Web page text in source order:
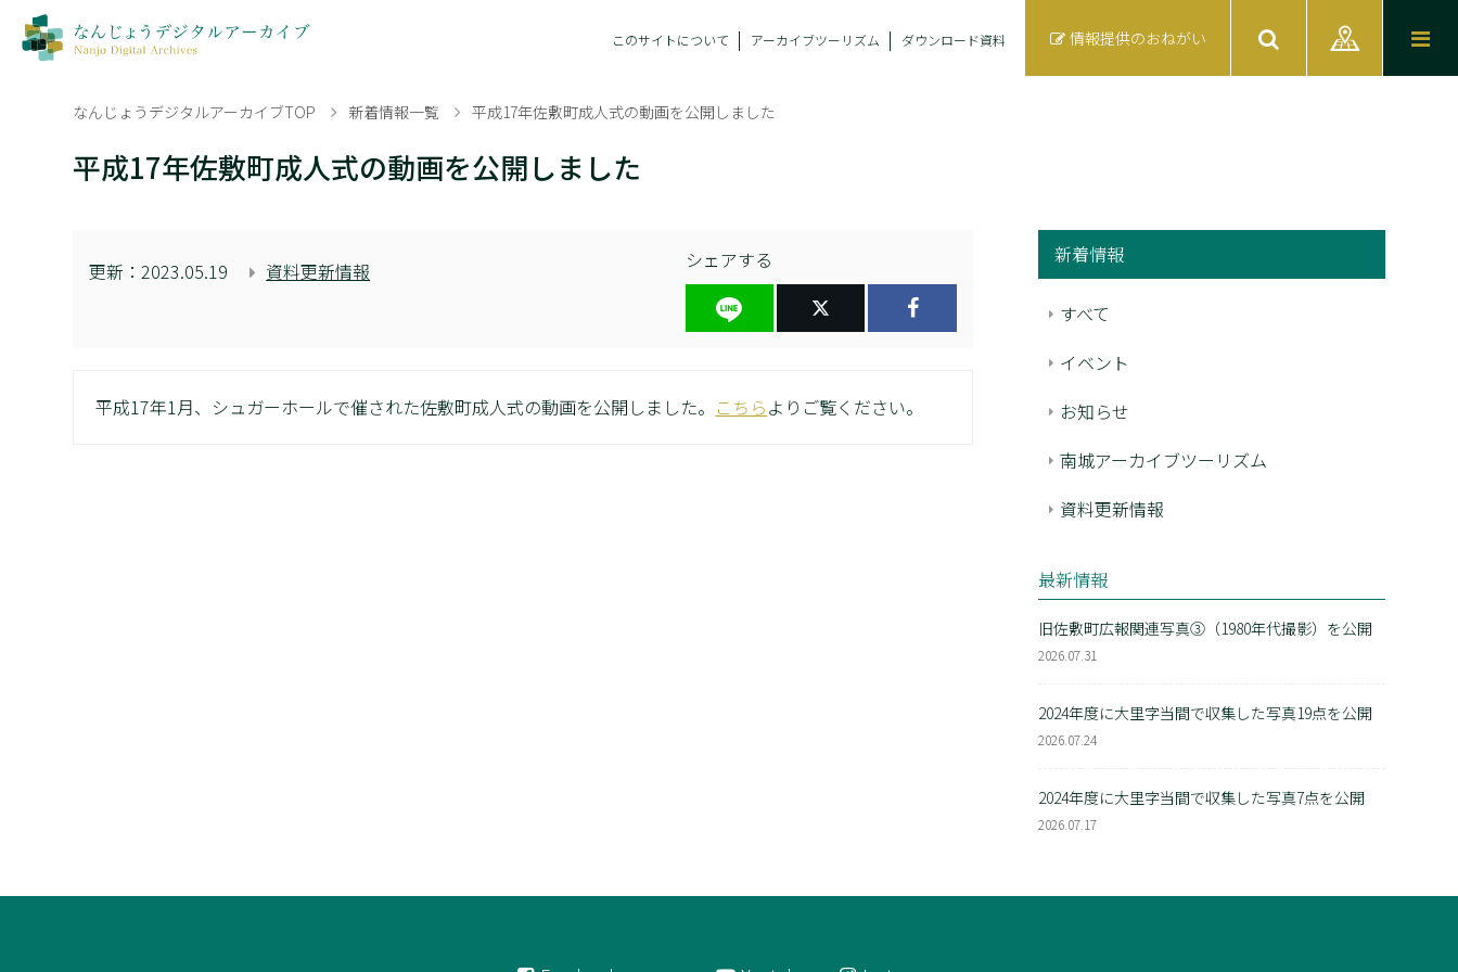
このサイトについて アーカイブツーリズム ダウンロード資料 情報提供のおねがい
なんじょうデジタルアーカイブTOP 新着情報一覧 平成17年佐敷町成人式の動画を公開しました
平成17年佐敷町成人式の動画を公開しました
更新：2023.05.19 資料更新情報 シェアする
平成17年1月、シュガーホールで催された佐敷町成人式の動画を公開しました。 こちらよりご覧ください。
新着情報
すべて
イベント
お知らせ
南城アーカイブツーリズム
資料更新情報
最新情報
旧佐敷町広報関連写真③（1980年代撮影）を公開
2026.07.31
2024年度に大里字当間で収集した写真19点を公開
2026.07.24
2024年度に大里字当間で収集した写真7点を公開
2026.07.17